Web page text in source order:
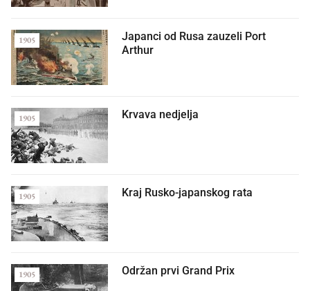
Japanci od Rusa zauzeli Port
Arthur
1905
Krvava nedjelja
1905
Kraj Rusko-japanskog rata
1905
Održan prvi Grand Prix
1905